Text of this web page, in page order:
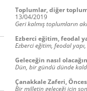
Toplumlar, diğer
13/04/2019
Geri kalmış toplumların
Ezberci eğitim, feodal
Ezberci eğitim, feodal
Geleceğin nasıl
Dün, bir gündü dünde
Çanakkale Zaferi,
Bir milletin geleceği için